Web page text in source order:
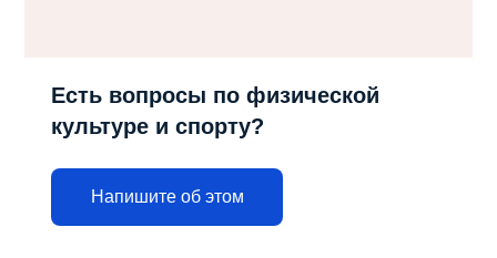
Есть вопросы по физической
культуре и спорту?
Напишите об этом